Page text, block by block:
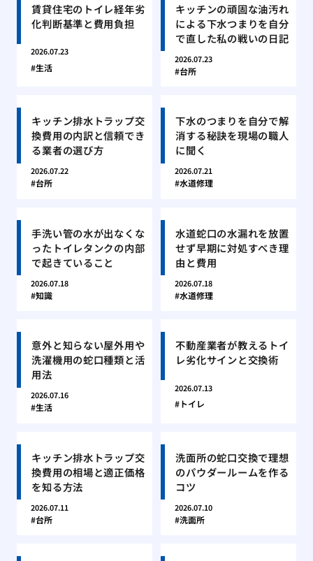
賃貸住宅のトイレ経年劣
化判断基準と費用負担
2026.07.23
生活
キッチンの頑固な油汚れ
による下水つまりを自分
で直した私の戦いの日記
2026.07.23
台所
キッチン排水トラップ交
換費用の内訳と信頼でき
る業者の選び方
2026.07.22
台所
下水のつまりを自分で解
消する秘訣を現場の職人
に聞く
2026.07.21
水道修理
手洗い管の水が出なくな
ったトイレタンクの内部
で起きていること
2026.07.18
知識
水道蛇口の水漏れを放置
せず早期に対処すべき理
由と費用
2026.07.18
水道修理
意外と知らない屋外用や
洗濯機用の蛇口種類と活
用法
2026.07.16
生活
不動産業者が教えるトイ
レ劣化サインと交換術
2026.07.13
トイレ
キッチン排水トラップ交
換費用の相場と適正価格
を知る方法
2026.07.11
台所
洗面所の蛇口交換で理想
のパウダールームを作る
コツ
2026.07.10
洗面所